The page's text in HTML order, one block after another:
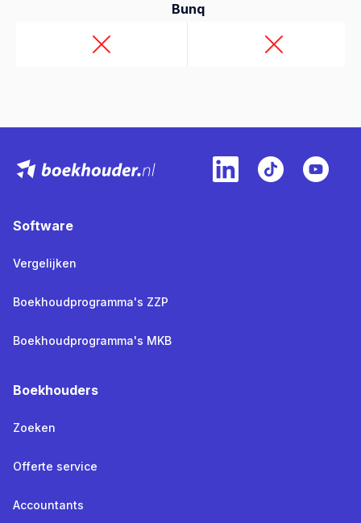
Bunq
Software
Vergelijken
Boekhoudprogramma's ZZP
Boekhoudprogramma's MKB
Boekhouders
Zoeken
Offerte service
Accountants